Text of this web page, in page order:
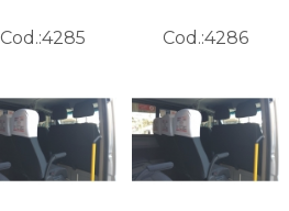
Cod.:4285 Cod.:4286